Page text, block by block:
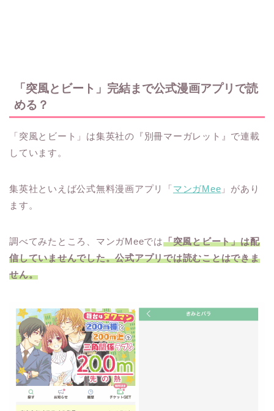
「突風とビート」完結まで公式漫画アプリで読
める？
「突風とビート」は集英社の『別冊マーガレット』で連載
しています。
集英社といえば公式無料漫画アプリ「マンガMee 」があり
ます。
調べてみたところ、マンガMeeでは「突風とビート」は配
信していませんでした。公式アプリでは読むことはできま
せん。